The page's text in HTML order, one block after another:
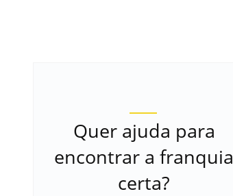
Quer ajuda para
encontrar a franquia
certa?